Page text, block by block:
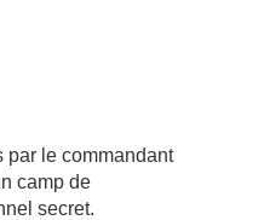
par le commandant
camp de
secret.